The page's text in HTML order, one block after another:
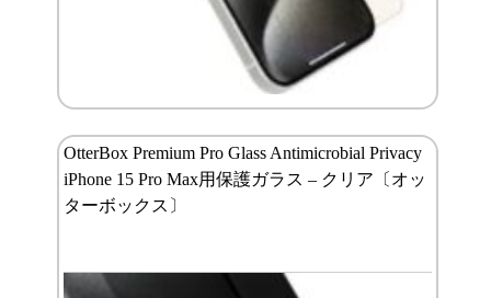
OtterBox Premium Pro Glass Antimicrobial Privacy
iPhone 15 Pro Max用保護ガラス – クリア〔オッ
ターボックス〕